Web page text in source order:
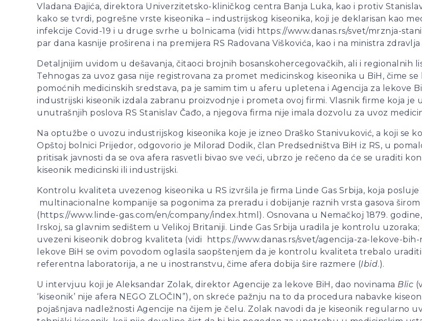
Vladana Đajića, direktora Univerzitetsko-kliničkog centra Banja Luka, kao i protiv
kako se tvrdi, pogrešne vrste kiseonika – industrijskog kiseonika, koji je deklarisan kao
infekcije Covid-19 i u druge svrhe u bolnicama (vidi https://www.danas.rs/svet/mrznja-
par dana kasnije proširena i na premijera RS Radovana Viškovića, kao i na ministra zdravlja
Detaljnijim uvidom u dešavanja, čitaoci brojnih bosanskohercegovačkih, ali i regionalnih
Tehnogas za uvoz gasa nije registrovana za promet medicinskog kiseonika u BiH, čime
pomoćnih medicinskih sredstava, pa je samim tim u aferu upletena i Agencija za lekove
industrijski kiseonik izdala zabranu proizvodnje i prometa ovoj firmi. Vlasnik firme koja je
unutrašnjih poslova RS Stanislav Čađo, a njegova firma nije imala dozvolu za uvoz
Na optužbe o uvozu industrijskog kiseonika koje je izneo Draško Stanivuković, a koji se
Opštoj bolnici Prijedor, odgovorio je Milorad Dodik, član Predsedništva BiH iz RS, u
pritisak javnosti da se ova afera rasvetli bivao sve veći, ubrzo je rečeno da će se uraditi
kiseonik medicinski ili industrijski.
Kontrolu kvaliteta uvezenog kiseonika u RS izvršila je firma Linde Gas Srbija, koja
multinacionalne kompanije sa pogonima za preradu i dobijanje raznih vrsta gasova
(https://www.linde-gas.com/en/company/index.html). Osnovana u Nemačkoj 1879.
Irskoj, sa glavnim sedištem u Velikoj Britaniji. Linde Gas Srbija uradila je kontrolu
uvezeni kiseonik dobrog kvaliteta (vidi https://www.danas.rs/svet/agencija-za-lekove-
lekove BiH se ovim povodom oglasila saopštenjem da je kontrolu kvaliteta trebalo
referentna laboratorija, a ne u inostranstvu, čime afera dobija šire razmere (Ibid.).
U intervjuu koji je Aleksandar Zolak, direktor Agencije za lekove BiH, dao novinama Blic
‘kiseonik’ nije afera NEGO ZLOČIN”), on skreće pažnju na to da procedura nabavke
pojašnjava nadležnosti Agencije na čijem je čelu. Zolak navodi da je kiseonik regularno